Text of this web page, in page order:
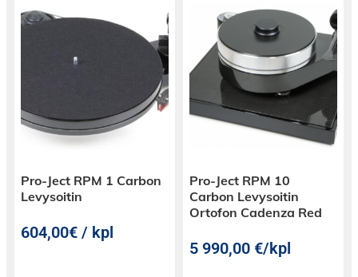
Pro-Ject RPM 1 Carbon
Levysoitin
604,00€ / kpl
Pro-Ject RPM 10
Carbon Levysoitin
Ortofon Cadenza Red
5 990,00€/kpl